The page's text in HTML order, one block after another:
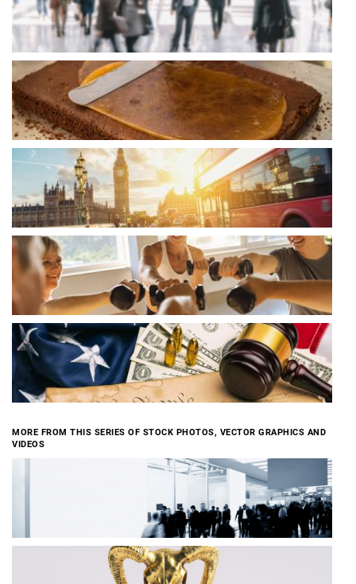
MORE FROM THIS SERIES OF STOCK PHOTOS, VECTOR GRAPHICS AND
VIDEOS